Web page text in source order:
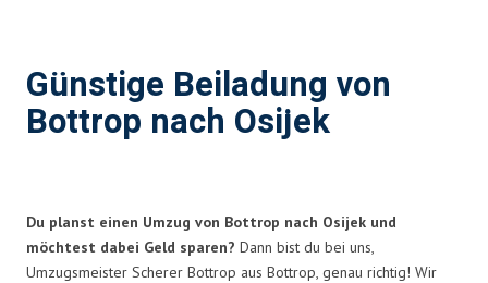
Günstige Beiladung von
Bottrop nach Osijek
Du planst einen Umzug von Bottrop nach Osijek und
möchtest dabei Geld sparen? Dann bist du bei uns,
Umzugsmeister Scherer Bottrop aus Bottrop, genau richtig! Wir